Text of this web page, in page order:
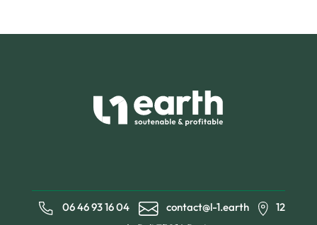
06 46 93 16 04 contact@l-1.earth
12